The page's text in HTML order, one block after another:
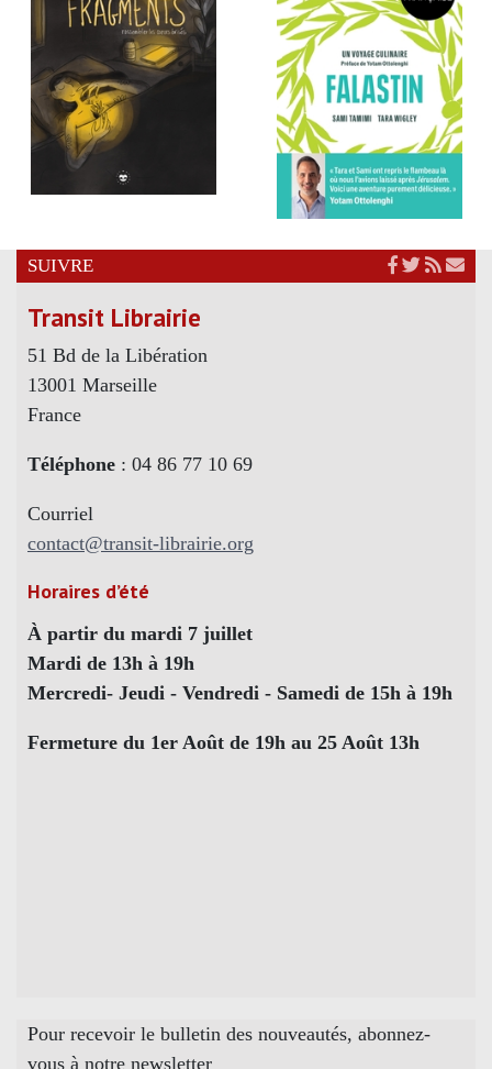
SUIVRE
Transit Librairie
51 Bd de la Libération
13001 Marseille
France
Téléphone : 04 86 77 10 69
Courriel
contact@transit-librairie.org
Horaires d’été
À partir du mardi 7 juillet
Mardi de 13h à 19h
Mercredi- Jeudi - Vendredi - Samedi de 15h à 19h
Fermeture du 1er Août de 19h au 25 Août 13h
Pour recevoir le bulletin des nouveautés, abonnez-
vous à notre newsletter